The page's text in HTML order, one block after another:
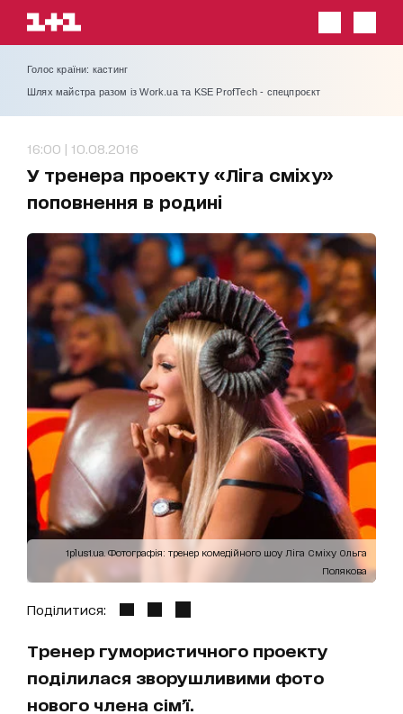
Голос країни: кастинг
Шлях майстра разом із Work.ua та KSE ProfTech - спецпроєкт
16:00 | 10.08.2016
У тренера проекту «Ліга сміху»
поповнення в родині
1plus1.ua. Фотографія: тренер комедійного шоу Ліга Сміху Ольга
Полякова
Поділитися:
Тренер гумористичного проекту
поділилася зворушливими фото
нового члена сім’ї.